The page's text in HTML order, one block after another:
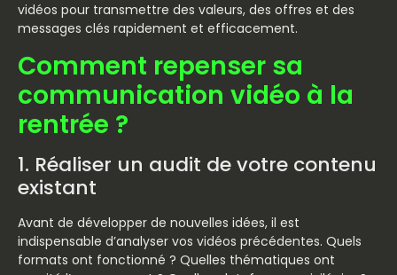
vidéos pour transmettre des valeurs, des offres et des
messages clés rapidement et efficacement.
Comment repenser sa
communication vidéo à la
rentrée ?
1. Réaliser un audit de votre contenu
existant
Avant de développer de nouvelles idées, il est
indispensable d’analyser vos vidéos précédentes. Quels
formats ont fonctionné ? Quelles thématiques ont